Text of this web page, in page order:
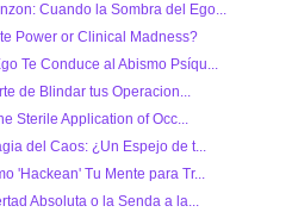
Cuando la Sombra del Ego...
Power or Clinical Madness?
Te Conduce al Abismo Psíqu...
de Blindar tus Operacion...
Sterile Application of Occ...
del Caos: ¿Un Espejo de t...
'Hackean' Tu Mente para Tr...
Absoluta o la Senda a la...